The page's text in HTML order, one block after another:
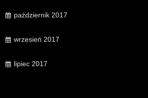
październik 2017
wrzesień 2017
lipiec 2017